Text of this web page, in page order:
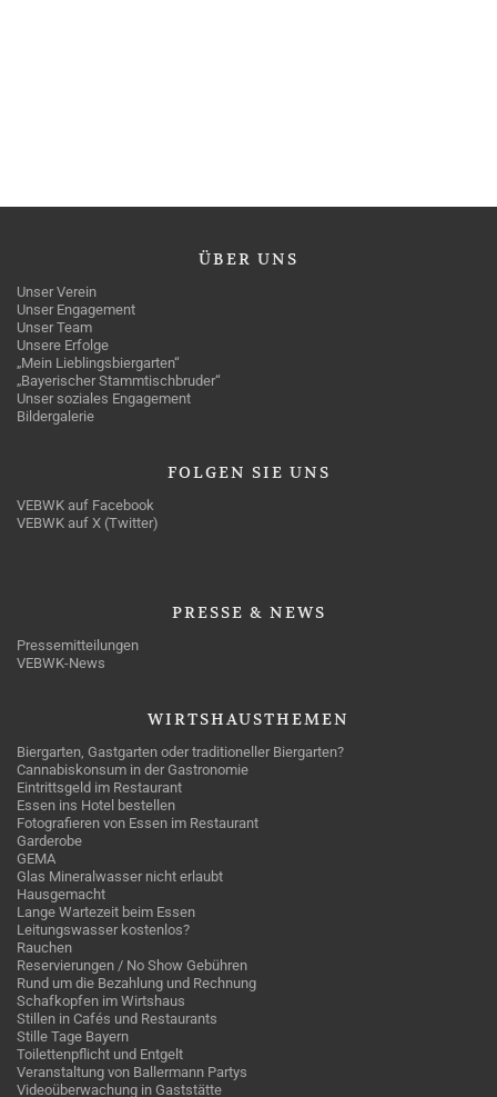
ÜBER UNS
Unser Verein
Unser Engagement
Unser Team
Unsere Erfolge
„Mein Lieblingsbiergarten“
„Bayerischer Stammtischbruder“
Unser soziales Engagement
Bildergalerie
FOLGEN SIE UNS
VEBWK auf Facebook
VEBWK auf X (Twitter)
PRESSE & NEWS
Pressemitteilungen
VEBWK-News
WIRTSHAUSTHEMEN
Biergarten, Gastgarten oder traditioneller Biergarten?
Cannabiskonsum in der Gastronomie
Eintrittsgeld im Restaurant
Essen ins Hotel bestellen
Fotografieren von Essen im Restaurant
Garderobe
GEMA
Glas Mineralwasser nicht erlaubt
Hausgemacht
Lange Wartezeit beim Essen
Leitungswasser kostenlos?
Rauchen
Reservierungen / No Show Gebühren
Rund um die Bezahlung und Rechnung
Schafkopfen im Wirtshaus
Stillen in Cafés und Restaurants
Stille Tage Bayern
Toilettenpflicht und Entgelt
Veranstaltung von Ballermann Partys
Videoüberwachung in Gaststätte